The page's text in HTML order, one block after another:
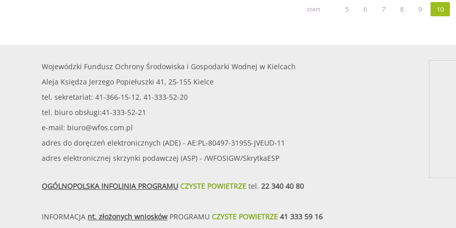
start 5 6 7 8 9 10
Wojewódzki Fundusz Ochrony Środowiska i Gospodarki Wodnej w Kielcach
Aleja Księdza Jerzego Popiełuszki 41, 25-155 Kielce
tel. sekretariat: 41-366-15-12, 41-333-52-20
tel. biuro obsługi:41-333-52-21
e-mail: biuro@wfos.com.pl
adres do doręczeń elektronicznych (ADE) - AE:PL-80497-31955-JVEUD-11
adres elektronicznej skrzynki podawczej (ASP) - /WFOSIGW/SkrytkaESP
OGÓLNOPOLSKA INFOLINIA PROGRAMU CZYSTE POWIETRZE tel. 22 340 40 80
INFORMACJA nt. złożonych wniosków PROGRAMU CZYSTE POWIETRZE 41 333 59 16